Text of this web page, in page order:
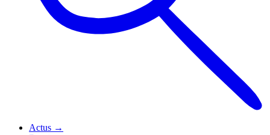
Actus →